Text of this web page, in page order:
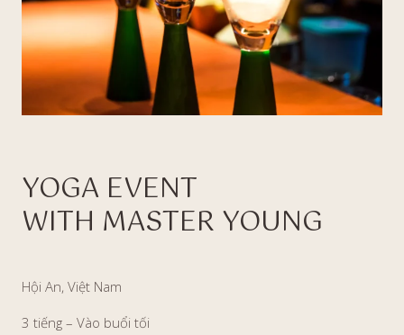
YOGA EVENT
WITH MASTER YOUNG
Hội An, Việt Nam
3 tiếng – Vào buổi tối